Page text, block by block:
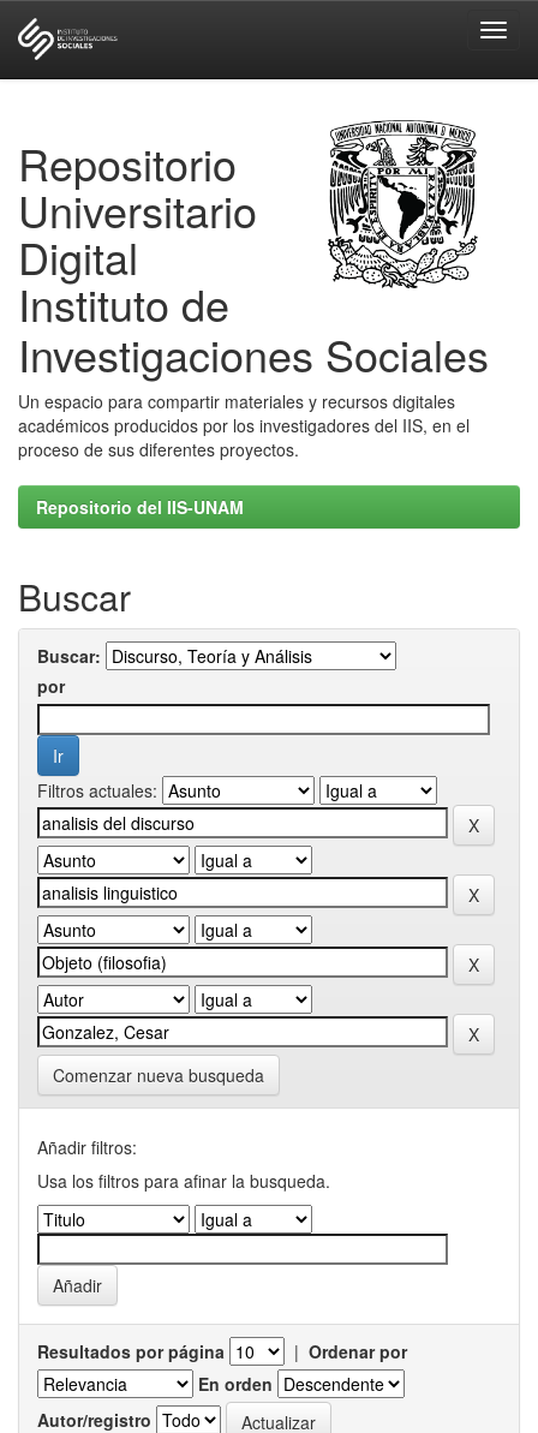
Repositorio
Universitario
Digital
Instituto de
Investigaciones Sociales
Un espacio para compartir materiales y recursos digitales
académicos producidos por los investigadores del IIS, en el
proceso de sus diferentes proyectos.
Repositorio del IIS-UNAM
Buscar
Buscar:
por
Filtros actuales:
Comenzar nueva busqueda
Añadir filtros:
Usa los filtros para afinar la busqueda.
Resultados por página | Ordenar por
En orden
Autor/registro